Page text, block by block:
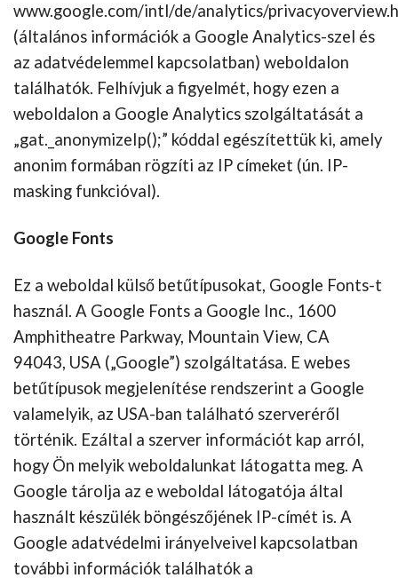
www.google.com/intl/de/analytics/
(általános információk a Google Analytics-szel és
az adatvédelemmel kapcsolatban) weboldalon
találhatók. Felhívjuk a figyelmét, hogy ezen a
weboldalon a Google Analytics szolgáltatását a
„gat._anonymizeIp();” kóddal egészítettük ki, amely
anonim formában rögzíti az IP címeket (ún. IP-
masking funkcióval).
Google Fonts
Ez a weboldal külső betűtípusokat, Google Fonts-t
használ. A Google Fonts a Google Inc., 1600
Amphitheatre Parkway, Mountain View, CA
94043, USA („Google”) szolgáltatása. E webes
betűtípusok megjelenítése rendszerint a Google
valamelyik, az USA-ban található szerveréről
történik. Ezáltal a szerver információt kap arról,
hogy Ön melyik weboldalunkat látogatta meg. A
Google tárolja az e weboldal látogatója által
használt készülék böngészőjének IP-címét is. A
Google adatvédelmi irányelveivel kapcsolatban
további információk találhatók a